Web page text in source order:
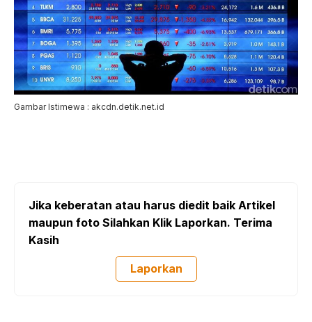
Gambar Istimewa : akcdn.detik.net.id
Jika keberatan atau harus diedit baik Artikel
maupun foto Silahkan Klik Laporkan. Terima
Kasih
Laporkan